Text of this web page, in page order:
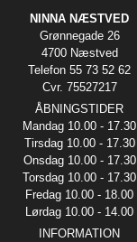
NINNA NÆSTVED
Grønnegade 26
4700 Næstved
Telefon 55 73 52 62
Cvr. 75527217
ÅBNINGSTIDER
Mandag 10.00 - 17.30
Tirsdag 10.00 - 17.30
Onsdag 10.00 - 17.30
Torsdag 10.00 - 17.30
Fredag 10.00 - 18.00
Lørdag 10.00 - 14.00
INFORMATION